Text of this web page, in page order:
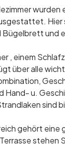
wurden
Hier
Bügelbrett und
, einem
über alle
Hand- u.
sind
gehört
stehen